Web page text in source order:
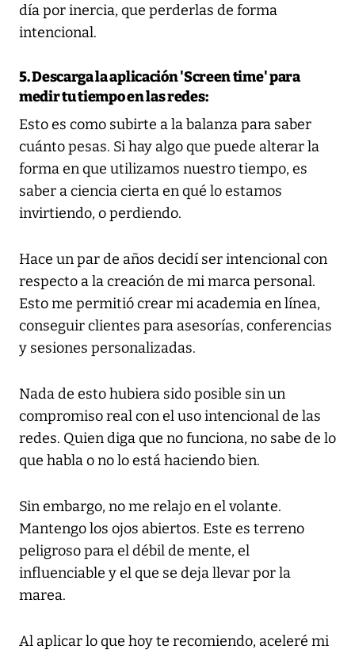
día por inercia, que perderlas de forma
intencional.
5. Descarga la aplicación 'Screen time' para
medir tu tiempo en las redes:
Esto es como subirte a la balanza para saber
cuánto pesas. Si hay algo que puede alterar la
forma en que utilizamos nuestro tiempo, es
saber a ciencia cierta en qué lo estamos
invirtiendo, o perdiendo.
Hace un par de años decidí ser intencional con
respecto a la creación de mi marca personal.
Esto me permitió crear mi academia en línea,
conseguir clientes para asesorías, conferencias
y sesiones personalizadas.
Nada de esto hubiera sido posible sin un
compromiso real con el uso intencional de las
redes. Quien diga que no funciona, no sabe de lo
que habla o no lo está haciendo bien.
Sin embargo, no me relajo en el volante.
Mantengo los ojos abiertos. Este es terreno
peligroso para el débil de mente, el
influenciable y el que se deja llevar por la
marea.
Al aplicar lo que hoy te recomiendo, aceleré mi